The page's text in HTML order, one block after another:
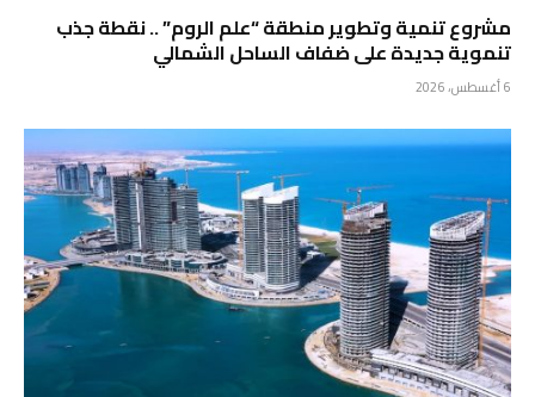
مشروع تنمية وتطوير منطقة “علم الروم” .. نقطة جذب
تنموية جديدة على ضفاف الساحل الشمالي
6 أغسطس، 2026